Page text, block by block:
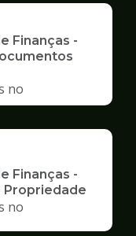
Finanças -
no
Finanças -
Propriedade
no